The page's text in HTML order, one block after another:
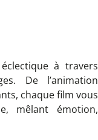
à travers
De l’animation
chaque film vous
mêlant émotion,